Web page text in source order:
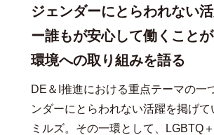
ジェンダーにとらわれない
ー誰もが安心して働くこと
環境への取り組みを語る
DE＆I推進における重点テーマの一
ンダーにとらわれない活躍を掲げ
ミルズ。その一環として、LGBTQ